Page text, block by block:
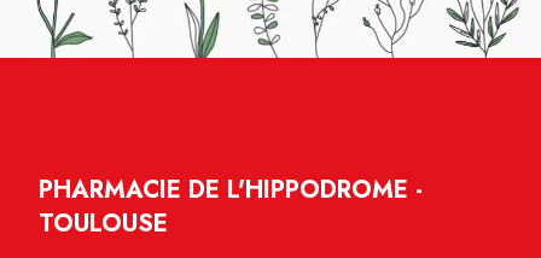
PHARMACIE DE L'HIPPODROME -
TOULOUSE